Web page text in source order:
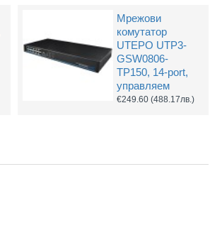
UTP Cat5e 24AWG CU меден
€0.55(1.08лв.)
Dahua PFT1300
PoE удължител
€35.34(69.12лв.)
Мрежови
комутатор
UTEPO UTP3-
GSW0806-
TP150, 14-port,
управляем
€249.60 (488.17лв.)